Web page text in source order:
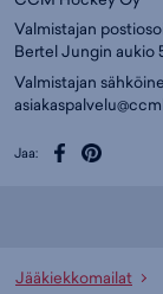
Valmistajan
Bertel Jungin aukio
Valmistajan
Jaa:
Jääkiekkomailat